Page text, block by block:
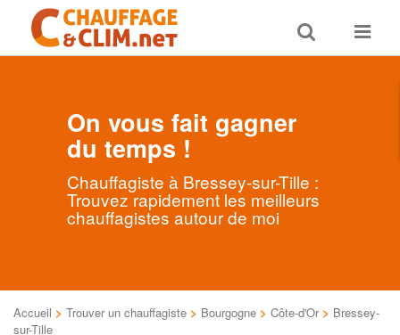
Toggle
search
Toggle
On vous fait gagner
du temps !
Chauffagiste à Bressey-sur-Tille :
Trouvez rapidement les meilleurs
chauffagistes autour de moi
Accueil > Trouver un chauffagiste > Bourgogne > Côte-d'Or > Bressey-
sur-Tille